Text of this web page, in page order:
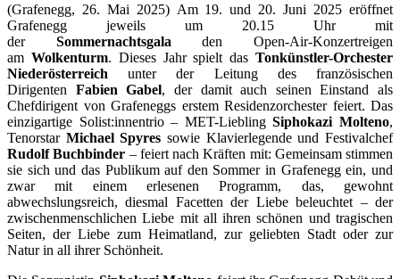
(Grafenegg, 26. Mai 2025) Am 19. und 20. Juni 2025 eröffnet
Grafenegg jeweils um 20.15 Uhr mit
der Sommernachtsgaladen
Open-Air-Konzertreigen
am Wolkenturm. Dieses Jahr spielt dasTonkünstler-Orchester
Niederösterreich unter der Leitung des französischen
Dirigenten Fabien Gabel, der damit auch seinen Einstand als
Chefdirigent von Grafeneggs erstem Residenzorchester feiert. Das
einzigartige Solist:innentrio – MET-LieblingSiphokazi Molteno,
Tenorstar Michael Spyres sowie Klavierlegende und Festivalchef
Rudolf Buchbinder – feiert nach Kräften mit: Gemeinsam stimmen
sie sich und das Publikum auf den Sommer in Grafenegg ein, und
zwar mit einem erlesenen Programm, das, gewohnt
abwechslungsreich, diesmal Facetten der Liebe beleuchtet – der
zwischenmenschlichen Liebe mit all ihren schönen und tragischen
Seiten, der Liebe zum Heimatland, zur geliebten Stadt oder zur
Natur in all ihrer Schönheit.